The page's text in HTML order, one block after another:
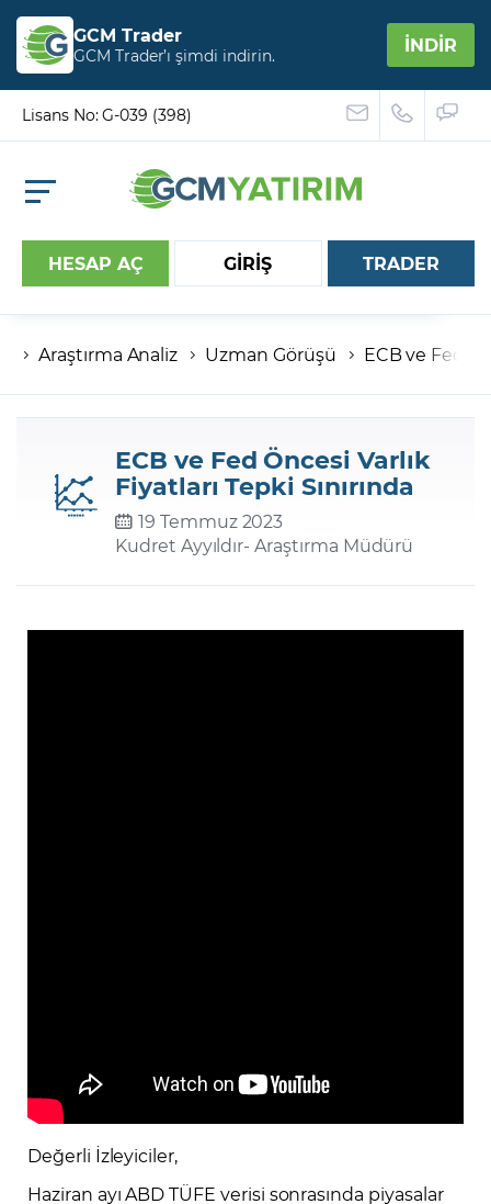
GCM Trader
GCM Trader’ı şimdi indirin. İNDİR
Lisans No: G-039 (398)
HESAP AÇ GİRİŞ
Hesap numaranız
Şifreniz
Şifremi Unuttum
TRADER
Araştırma Analiz Uzman Görüşü ECB ve Fed
ECB ve Fed Öncesi Varlık
Fiyatları Tepki Sınırında
19 Temmuz 2023
Kudret Ayyıldır- Araştırma Müdürü
Değerli İzleyiciler,
Haziran ayı ABD TÜFE verisi sonrasında piyasalar